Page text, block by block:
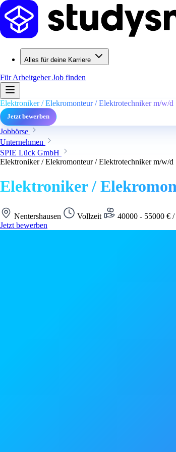
Alles für deine Karriere
Für ArbeitgeberJob finden
Elektroniker / Elekromonteur / Elektrotechniker m/w/d
Jetzt bewerben
Jobbörse
Unternehmen
SPIE Lück GmbH
Elektroniker / Elekromonteur / Elektrotechniker m/w/d
Elektroniker /
Nentershausen Vollzeit 40000 - 55000 € /
Jetzt bewerben